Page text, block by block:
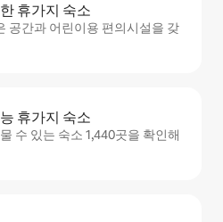
휴가지 숙소
공간과 어린이용 편의시설을 갖
휴가지 숙소
수 있는 숙소 1,440곳을 확인해